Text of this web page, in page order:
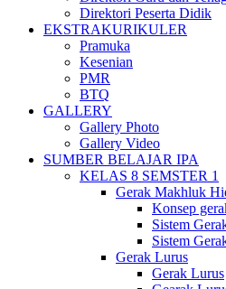
Direktori Peserta Didik
EKSTRAKURIKULER
Pramuka
Kesenian
PMR
BTQ
GALLERY
Gallery Photo
Gallery Video
SUMBER BELAJAR IPA
KELAS 8 SEMSTER 1
Gerak Makhluk
Konsep
Sistem
Sistem
Gerak Lurus
Gerak Lurus